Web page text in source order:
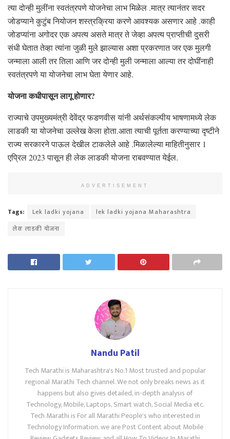
त्या दोन्ही मुलींना स्वतंत्रपणे योजनेचा लाभ मिळेल .मात्र त्यानंतर सदर
जोडप्याने कुटुंब नियोजन शस्त्रक्रिया करणे आवश्यक असणार आहे .काही
जोडप्यांना अगोदर एक अपत्य असते मात्र ते जेव्हा अपत्य प्राप्तीची दुसरी
संधी घेतात तेव्हा त्यांना जुळी मुले झाल्यास अशा प्रकरणात जर एक मुलगी
जन्माला आली तर तिला आणि जर दोन्ही मुली जन्माला आल्या तर दोघींनाही
स्वतंत्रपणे या योजनेचा लाभ घेता येणार आहे.
योजना कधीपासून लागू होणार?
राज्याचे उपमुख्यमंत्री देवेंद्र फडणवीस यांनी अर्थसंकल्पीय भाषणामध्ये लेक
लाडकी या योजनेचा उल्लेख केला होता.आता त्याची पूर्तता करण्याच्या दृष्टीने
राज्य सरकारने पाऊल देखील टाकलेले आहे .मिळालेल्या माहितीनुसार 1
एप्रिल 2023 पासून ही लेक लाडकी योजना राबवण्यात येईल.
ADVERTISEMENT
Tags: Lek ladki yojana
lek ladki yojana Maharashtra
लेक लाडकी योजना
Nandu Patil
Tech Marathi is Maharashtra's No.1 Most trusted and popular
regional Marathi Tech channel. We not only breaks news as it
happens but also gives detailed, in-depth analysis of
Technology, Mobile, Laptops, Smart watch, Social Media etc.
Tech Marathi is For all Marathi People's who interested in
Technology Information. we are Post Content about Mobile